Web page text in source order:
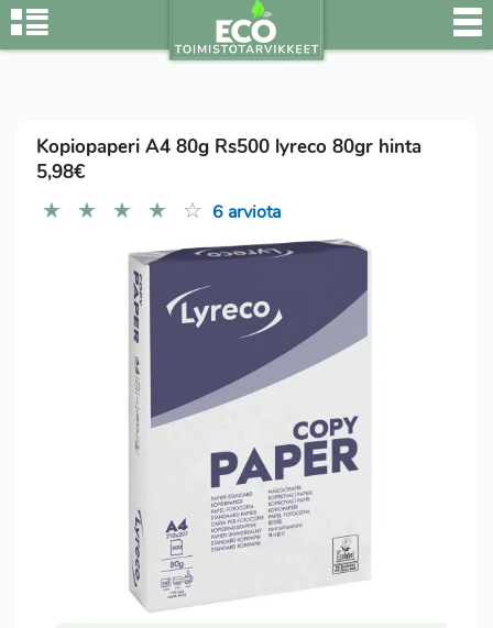
Kopiopaperi A4 80g Rs500 lyreco 80gr hinta
5,98€
★ ★ ★ ★ ☆ 6 arviota